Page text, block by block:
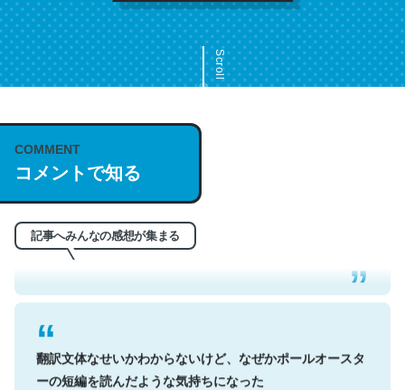
Scroll
COMMENT
コメントで知る
記事へみんなの感想が集まる
これは名文。彼はとてもクレバーなんだろうなと凄く思
う。英語少しでも読める人は原文もお勧め。自分はこの流
─今のこの状況が信じられるかい？ by ラーズ・ヌートバー
翻訳文体なせいかわからないけど、なぜかポールオースタ
ーの短編を読んだような気持ちになった